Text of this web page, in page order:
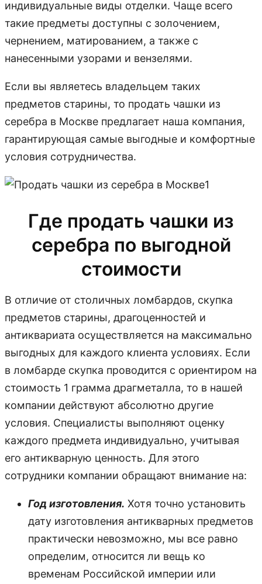
индивидуальные виды отделки. Чаще всего
такие предметы доступны с золочением,
чернением, матированием, а также с
нанесенными узорами и вензелями.
Если вы являетесь владельцем таких
предметов старины, то продать чашки из
серебра в Москве предлагает наша компания,
гарантирующая самые выгодные и комфортные
условия сотрудничества.
Где продать чашки из
серебра по выгодной
стоимости
В отличие от столичных ломбардов, скупка
предметов старины, драгоценностей и
антиквариата осуществляется на максимально
выгодных для каждого клиента условиях. Если
в ломбарде скупка проводится с ориентиром на
стоимость 1 грамма драгметалла, то в нашей
компании действуют абсолютно другие
условия. Специалисты выполняют оценку
каждого предмета индивидуально, учитывая
его антикварную ценность. Для этого
сотрудники компании обращают внимание на:
Год изготовления. Хотя точно установить
дату изготовления антикварных предметов
практически невозможно, мы все равно
определим, относится ли вещь ко
временам Российской империи или